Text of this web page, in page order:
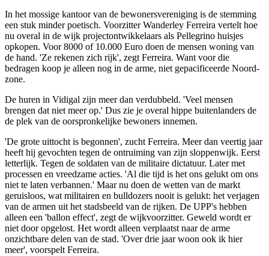
In het mossige kantoor van de bewonersvereniging is de stemming
een stuk minder poetisch. Voorzitter Wanderley Ferreira vertelt hoe
nu overal in de wijk projectontwikkelaars als Pellegrino huisjes
opkopen. Voor 8000 of 10.000 Euro doen de mensen woning van
de hand. 'Ze rekenen zich rijk', zegt Ferreira. Want voor die
bedragen koop je alleen nog in de arme, niet gepacificeerde Noord-
zone.
De huren in Vidigal zijn meer dan verdubbeld. 'Veel mensen
brengen dat niet meer op.' Dus zie je overal hippe buitenlanders de
de plek van de oorspronkelijke bewoners innemen.
'De grote uittocht is begonnen', zucht Ferreira. Meer dan veertig jaar
heeft hij gevochten tegen de ontruiming van zijn sloppenwijk. Eerst
letterlijk. Tegen de soldaten van de militaire dictatuur. Later met
processen en vreedzame acties. 'Al die tijd is het ons gelukt om ons
niet te laten verbannen.' Maar nu doen de wetten van de markt
geruisloos, wat militairen en bulldozers nooit is gelukt: het verjagen
van de armen uit het stadsbeeld van de rijken. De UPP's hebben
alleen een 'ballon effect', zegt de wijkvoorzitter. Geweld wordt er
niet door opgelost. Het wordt alleen verplaatst naar de arme
onzichtbare delen van de stad. 'Over drie jaar woon ook ik hier
meer', voorspelt Ferreira.